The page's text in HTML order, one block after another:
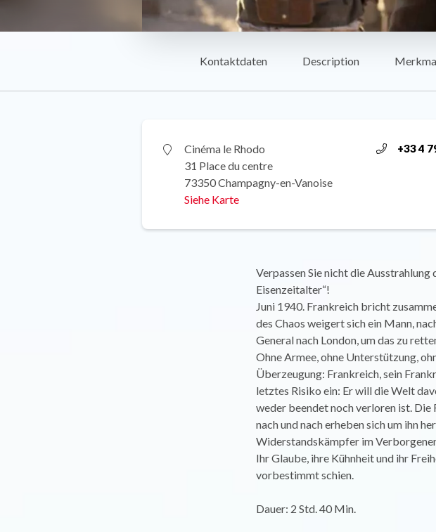
Kontaktdaten Description
Cinéma le Rhodo
31 Place du centre
73350 Champagny-en-Vanoise
Siehe Karte
+33 4
Verpassen Sie nicht die Ausstrahlung
Eisenzeitalter“!
Juni 1940. Frankreich bricht
des Chaos weigert sich ein Mann,
General nach London, um das zu
Ohne Armee, ohne Unterstützung,
Überzeugung: Frankreich, sein
letztes Risiko ein: Er will die Welt
weder beendet noch verloren ist.
nach und nach erheben sich um ihn
Widerstandskämpfer im
Ihr Glaube, ihre Kühnheit und ihr
vorbestimmt schien.
Dauer: 2 Std. 40 Min.